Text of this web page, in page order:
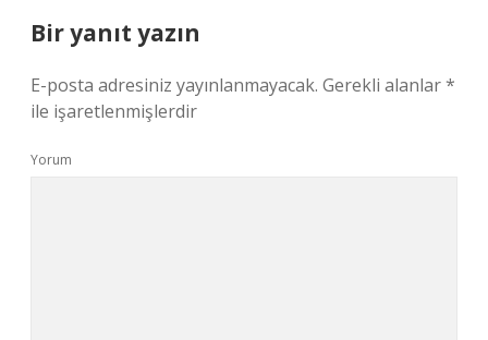
Bir yanıt yazın
E-posta adresiniz yayınlanmayacak. Gerekli alanlar*
ile işaretlenmişlerdir
Yorum